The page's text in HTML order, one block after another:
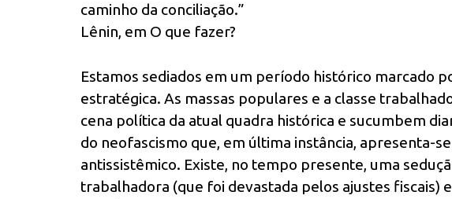
caminho da conciliação.”
Lênin, em O que fazer?
Estamos sediados em um período histórico marcado
estratégica. As massas populares e a classe
cena política da atual quadra histórica e sucumbem
do neofascismo que, em última instância, apresenta-
antissistêmico. Existe, no tempo presente, uma
trabalhadora (que foi devastada pelos ajustes fiscais)